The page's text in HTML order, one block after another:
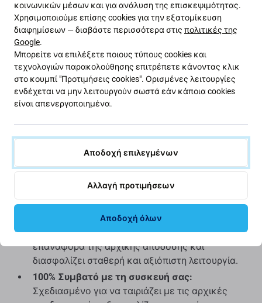
δοκιμαστεί.
Κύρια πλεονεκτήματα της αγοράς μιας μπαταρίας
Aftermarket PRO:
Εξοικονομήστε χρήματα από την
αντικατάσταση μπαταρίας: Μια νέα μπαταρία
είναι μια οικονομικά αποδοτική εναλλακτική
Μεγαλύτερος χρόνος λειτουργίας με μία μόνο
φόρτιση:Απολαύστε παρατεταμένο χρόνο
χρήσης χωρίς την ανάγκη συχνής
επαναφόρτισης.
Επαναφορά πλήρους απόδοσης συσκευής:
αντικατάσταση της μπαταρίας βοηθά στην
επαναφορά της αρχικής απόδοσης και
διασφαλίζει σταθερή και αξιόπιστη λειτουργία.
100% Συμβατό με τη συσκευή σας:
Σχεδιασμένο για να ταιριάζει με τις αρχικές
κοινωνικών μέσων και για ανάλυση της επισκεψιμότητας.
Χρησιμοποιούμε επίσης cookies για την εξατομίκευση
διαφημίσεων — διαβάστε περισσότερα στις πολιτικές της
Google.
Μπορείτε να επιλέξετε ποιους τύπους cookies και
τεχνολογιών παρακολούθησης επιτρέπετε κάνοντας κλικ
στο κουμπί "Προτιμήσεις cookies". Ορισμένες λειτουργίες
ενδέχεται να μην λειτουργούν σωστά εάν κάποια cookies
είναι απενεργοποιημένα.
Αποδοχή επιλεγμένων
Αλλαγή προτιμήσεων
Αποδοχή όλων